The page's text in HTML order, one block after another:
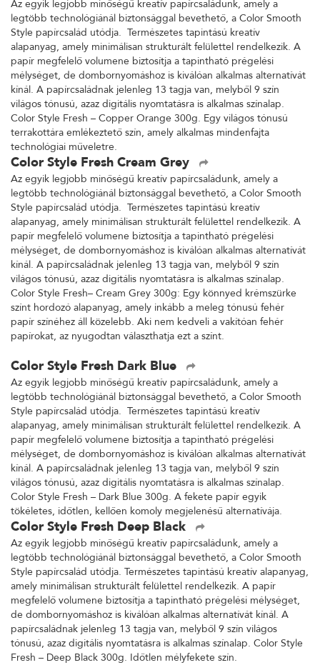
Az egyik legjobb minőségű kreatív papírcsaládunk, amely a
legtöbb technológiánál biztonsággal bevethető, a Color Smooth
Style papírcsalád utódja. Természetes tapintású kreatív
alapanyag, amely minimálisan strukturált felülettel rendelkezik. A
papír megfelelő volumene biztosítja a tapintható prégelési
mélységet, de dombornyomáshoz is kiválóan alkalmas alternatívát
kínál. A papírcsaládnak jelenleg 13 tagja van, melyből 9 szín
világos tónusú, azaz digitális nyomtatásra is alkalmas színalap.
Color Style Fresh – Copper Orange 300g. Egy világos tónusú
terrakottára emlékeztető szín, amely alkalmas mindenfajta
technológiai műveletre.
Color Style Fresh Cream Grey
Az egyik legjobb minőségű kreatív papírcsaládunk, amely a
legtöbb technológiánál biztonsággal bevethető, a Color Smooth
Style papírcsalád utódja. Természetes tapintású kreatív
alapanyag, amely minimálisan strukturált felülettel rendelkezik. A
papír megfelelő volumene biztosítja a tapintható prégelési
mélységet, de dombornyomáshoz is kiválóan alkalmas alternatívát
kínál. A papírcsaládnak jelenleg 13 tagja van, melyből 9 szín
világos tónusú, azaz digitális nyomtatásra is alkalmas színalap.
Color Style Fresh– Cream Grey 300g: Egy könnyed krémszürke
színt hordozó alapanyag, amely inkább a meleg tónusú fehér
papír színéhez áll közelebb. Aki nem kedveli a vakítóan fehér
papírokat, az nyugodtan választhatja ezt a színt.
Color Style Fresh Dark Blue
Az egyik legjobb minőségű kreatív papírcsaládunk, amely a
legtöbb technológiánál biztonsággal bevethető, a Color Smooth
Style papírcsalád utódja. Természetes tapintású kreatív
alapanyag, amely minimálisan strukturált felülettel rendelkezik. A
papír megfelelő volumene biztosítja a tapintható prégelési
mélységet, de dombornyomáshoz is kiválóan alkalmas alternatívát
kínál. A papírcsaládnak jelenleg 13 tagja van, melyből 9 szín
világos tónusú, azaz digitális nyomtatásra is alkalmas színalap.
Color Style Fresh – Dark Blue 300g. A fekete papír egyik
tökéletes, időtlen, kellően komoly megjelenésű alternatívája.
Color Style Fresh Deep Black
Az egyik legjobb minőségű kreatív papírcsaládunk, amely a
legtöbb technológiánál biztonsággal bevethető, a Color Smooth
Style papírcsalád utódja. Természetes tapintású kreatív alapanyag,
amely minimálisan strukturált felülettel rendelkezik. A papír
megfelelő volumene biztosítja a tapintható prégelési mélységet,
de dombornyomáshoz is kiválóan alkalmas alternatívát kínál. A
papírcsaládnak jelenleg 13 tagja van, melyből 9 szín világos
tónusú, azaz digitális nyomtatásra is alkalmas színalap. Color Style
Fresh – Deep Black 300g. Időtlen mélyfekete szín.